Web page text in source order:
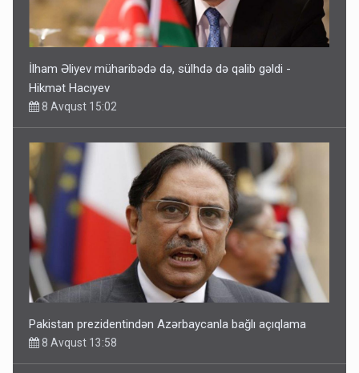
İlham Əliyev müharibədə də, sülhdə də qalib gəldi -
Hikmət Hacıyev
8 Avqust 15:02
Pakistan prezidentindən Azərbaycanla bağlı açıqlama
8 Avqust 13:58